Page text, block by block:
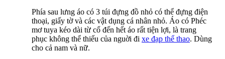
Phía sau lưng áo có 3 túi đựng đồ nhỏ có thể đựng điện
thoại, giấy tờ và các vật dụng cá nhân nhỏ. Áo có Phéc
mơ tuya kéo dài từ cổ đến hết áo rất tiện lợi, là trang
phục không thể thiếu của nguời đi xe đạp thể thao. Dùng
cho cả nam và nữ.